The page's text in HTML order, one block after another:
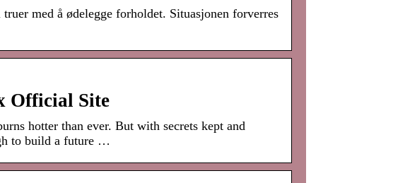
med å ødelegge forholdet. Situasjonen forverres
Official Site
hotter than ever. But with secrets kept and
to build a future …